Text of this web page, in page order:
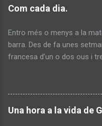
Com cada dia.
Entro més o menys a la
barra. Des de fa unes
francesa d’un o dos ous i
perdre uns tres o quatre
demano un tè verd. De
dos germans sempre a la
Una hora a la vida de